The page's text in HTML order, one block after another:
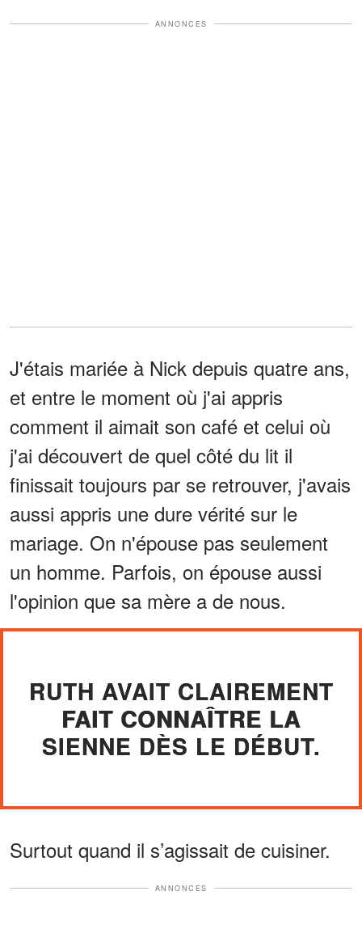
ANNONCES
J'étais mariée à Nick depuis quatre ans,
et entre le moment où j'ai appris
comment il aimait son café et celui où
j'ai découvert de quel côté du lit il
finissait toujours par se retrouver, j'avais
aussi appris une dure vérité sur le
mariage. On n'épouse pas seulement
un homme. Parfois, on épouse aussi
l'opinion que sa mère a de nous.
RUTH AVAIT CLAIREMENT
FAIT CONNAÎTRE LA
SIENNE DÈS LE DÉBUT.
Surtout quand il s’agissait de cuisiner.
ANNONCES